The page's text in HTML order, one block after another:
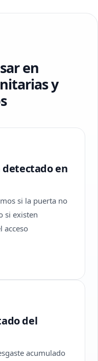
en
y
en
si la puerta no
si existen
acceso
del
acumulado